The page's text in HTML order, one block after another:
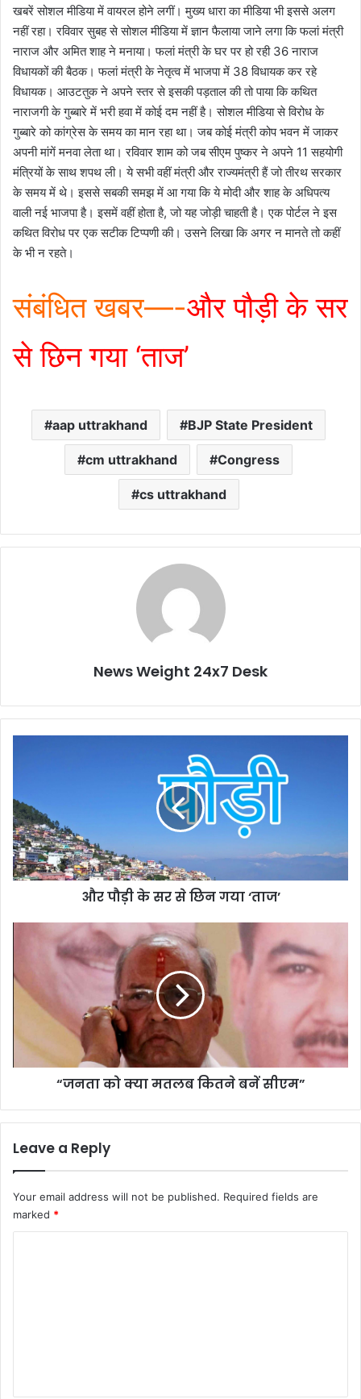
खबरें सोशल मीडिया में वायरल होने लगीं। मुख्य धारा का मीडिया भी इससे अलग
नहीं रहा। रविवार सुबह से सोशल मीडिया में ज्ञान फैलाया जाने लगा कि फलां मंत्री
नाराज और अमित शाह ने मनाया। फलां मंत्री के घर पर हो रही 36 नाराज
विधायकों की बैठक। फलां मंत्री के नेतृत्व में भाजपा में 38 विधायक कर रहे
विधायक। आउटतुक ने अपने स्तर से इसकी पड़ताल की तो पाया कि कथित
नाराजगी के गुब्बारे में भरी हवा में कोई दम नहीं है। सोशल मीडिया से विरोध के
गुब्बारे को कांग्रेस के समय का मान रहा था। जब कोई मंत्री कोप भवन में जाकर
अपनी मांगें मनवा लेता था। रविवार शाम को जब सीएम पुष्कर ने अपने 11 सहयोगी
मंत्रियों के साथ शपथ ली। ये सभी वहीं मंत्री और राज्यमंत्री हैं जो तीरथ सरकार
के समय में थे। इससे सबकी समझ में आ गया कि ये मोदी और शाह के अधिपत्य
वाली नई भाजपा है। इसमें वहीं होता है, जो यह जोड़ी चाहती है। एक पोर्टल ने इस
कथित विरोध पर एक सटीक टिप्पणी की। उसने लिखा कि अगर न मानते तो कहीं
के भी न रहते।
संबंधित खबर—-और पौड़ी के सर
से छिन गया ‘ताज’
aap uttrakhand BJP State President
cm uttrakhand Congress
cs uttrakhand
News Weight 24x7 Desk
से
छिन
गया
‘ताज’
और पौड़ी के सर से छिन गया ‘ताज’
मतलब
कितने
“जनता को क्या मतलब कितने बनें सीएम”
Leave a Reply
Your email address will not be published. Required fields are
marked *